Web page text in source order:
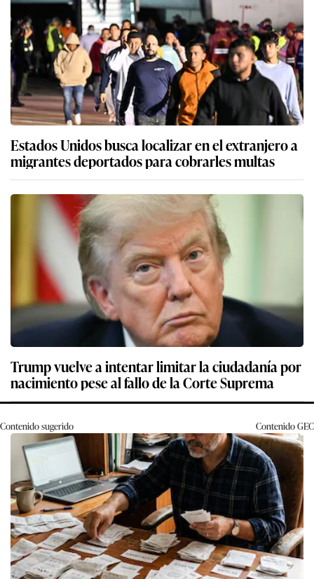
Estados Unidos busca localizar en el extranjero a
migrantes deportados para cobrarles multas
Trump vuelve a intentar limitar la ciudadanía por
nacimiento pese al fallo de la Corte Suprema
Contenido sugerido ContenidoGEC